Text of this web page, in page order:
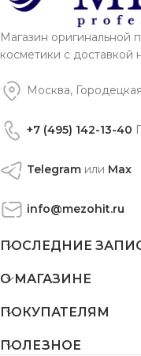
Магазин оригинальной
косметики с доставкой
Москва,
+7 (495) 142-13-40
Telegram или Max
info@mezohit.ru
ПОСЛЕДНИЕ
О МАГАЗИНЕ
ПОКУПАТЕЛЯМ
ПОЛЕЗНОЕ